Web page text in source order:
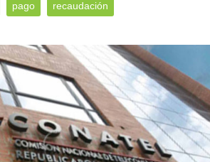
pago recaudación